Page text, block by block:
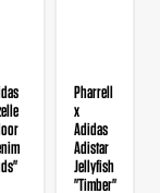
Pharrell
x
Adidas
Adistar
Jellyfish
"Timber"